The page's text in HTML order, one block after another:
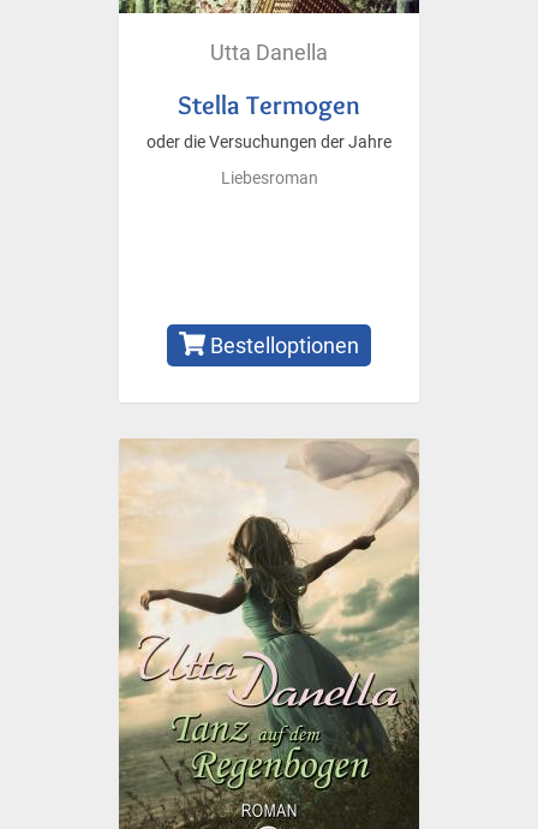
Utta Danella
Stella Termogen
oder die Versuchungen der Jahre
Liebesroman
Bestelloptionen